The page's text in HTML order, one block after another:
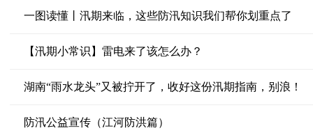
一图读懂丨汛期来临，这些防汛知识我们帮你划重点了
【汛期小常识】雷电来了该怎么办？
湖南“雨水龙头”又被拧开了，收好这份汛期指南，别浪！
防汛公益宣传（江河防洪篇）